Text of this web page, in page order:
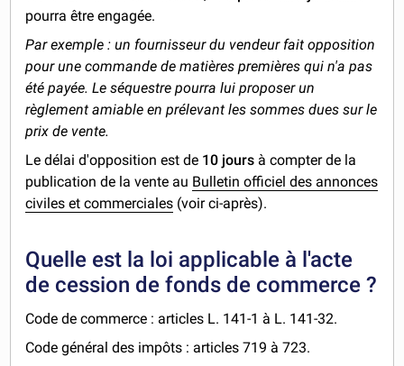
pourra être engagée.
Par exemple : un fournisseur du vendeur fait opposition
pour une commande de matières premières qui n'a pas
été payée. Le séquestre pourra lui proposer un
règlement amiable en prélevant les sommes dues sur le
prix de vente.
Le délai d'opposition est de 10 jours à compter de la
publication de la vente au Bulletin officiel des annonces
civiles et commerciales (voir ci-après).
Quelle est la loi applicable à l'acte
de cession de fonds de commerce ?
Code de commerce : articles L. 141-1 à L. 141-32.
Code général des impôts : articles 719 à 723.